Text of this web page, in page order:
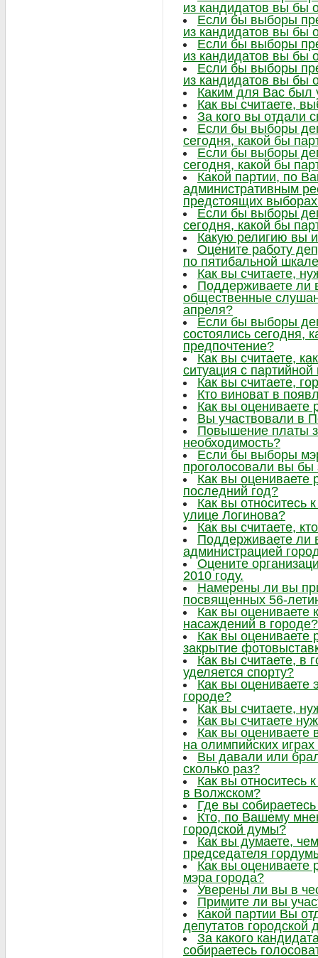
из кандидатов вы бы
Если бы выборы
из кандидатов вы бы
Если бы выборы
из кандидатов вы бы
Если бы выборы
из кандидатов вы бы
Каким для Вас был
Как вы считаете,
За кого вы отдали
Если бы выборы
сегодня, какой бы
Если бы выборы
сегодня, какой бы
Какой партии, по
административным
предстоящих
Если бы выборы
сегодня, какой бы
Какую религию вы
Оцените работу
по пятибальной шкале
Как вы считаете,
Поддерживаете ли
общественные
апреля?
Если бы выборы
состоялись сегодня,
предпочтение?
Как вы считаете,
ситуация с
Как вы считаете,
Кто виноват в
Как вы оцениваете
Вы участвовали в
Повышение платы
необходимость?
Если бы выборы
проголосовали вы
Как вы оцениваете
последний год?
Как вы относитесь
улице Логинова?
Как вы считаете,
Поддерживаете ли
администрацией
Оцените
2010 году.
Намерены ли вы
посвященных 56-
Как вы оцениваете
насаждений в городе?
Как вы оцениваете
закрытие
Как вы считаете, в
уделяется спорту?
Как вы оцениваете
городе?
Как вы считаете,
Как вы считаете
Как вы оцениваете
на олимпийских
Вы давали или
сколько раз?
Как вы относитесь
в Волжском?
Где вы
Кто, по Вашему
городской думы?
Как вы думаете,
председателя
Как вы оцениваете
мэра города?
Уверены ли вы в
Примите ли вы
Какой партии Вы
депутатов городской
За какого
собираетесь